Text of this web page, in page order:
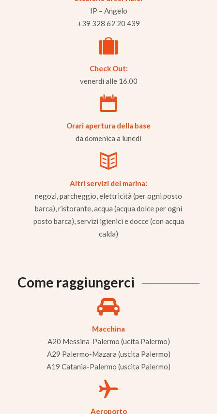
IP – Angelo
+39 328 62 20 439
Check Out:
venerdì alle 16.00
Orari apertura della base
da domenica a lunedì
Altri servizi del marina:
negozi, parcheggio, elettricità (per ogni posto
barca), ristorante, acqua (acqua dolce per ogni
posto barca), servizi igienici e docce (con acqua
calda)
Come raggiungerci
Macchina
A20 Messina-Palermo (ucita Palermo)
A29 Palermo-Mazara (uscita Palermo)
A19 Catania-Palermo (uscita Palermo)
Aeroporto